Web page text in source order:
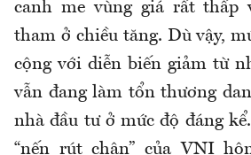
canh me vùng giá rất thấp
tham ở chiều tăng. Dù vậy,
cộng với diễn biến giảm từ
vẫn đang làm tổn thương
nhà đầu tư ở mức độ đáng
“nến rút chân” của VNI